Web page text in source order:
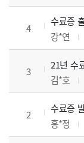
4
수료증
강*연
3
21년 수
김*호
2
수료증
홍*정